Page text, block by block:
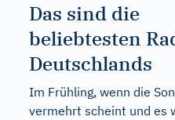
Das sind die
beliebtesten
Deutschlands
Im Frühling, wenn die
vermehrt scheint und es